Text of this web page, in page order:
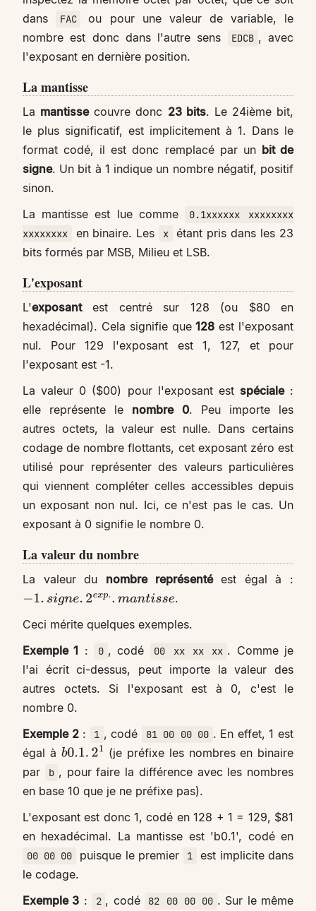
dans
FAC
ou pour une valeur de variable, le
nombre est donc dans l'autre sens
EDCB , avec
l'exposant en dernière position.
La mantisse
La mantissecouvre donc 23 bits. Le 24ième bit,
le plus significatif, est implicitement à 1. Dans le
format codé, il est donc remplacé par un bit de
signe. Un bit à 1 indique un nombre négatif, positif
sinon.
La mantisse est lue comme
0.1xxxxxx xxxxxxxx
xxxxxxxx
en binaire. Les x
étant pris dans les 23
bits formés par MSB, Milieu et LSB.
L'exposant
L'exposantest centré sur 128 (ou $80 en
hexadécimal). Cela signifie que128 est l'exposant
nul. Pour 129 l'exposant est 1, 127, et pour
l'exposant est -1.
La valeur 0 ($00) pour l'exposant est spéciale:
elle représente le nombre 0. Peu importe les
autres octets, la valeur est nulle. Dans certains
codage de nombre flottants, cet exposant zéro est
utilisé pour représenter des valeurs particulières
qui viennent compléter celles accessibles depuis
un exposant non nul. Ici, ce n'est pas le cas. Un
exposant à 0 signifie le nombre 0.
La valeur du nombre
La valeur du nombre représentéest égal à :
−1.s gne.2e xp..m antisse
.
Ceci mérite quelques exemples.
Exemple 1 : 0 , codé 00 xx xx xx . Comme je
l'ai écrit ci-dessus, peut importe la valeur des
autres octets. Si l'exposant est à 0, c'est le
nombre 0.
Exemple 2: 1 , codé 81 00 00 00 . En effet, 1 est
égal à b0.1.21
(je préfixe les nombres en binaire
par
b , pour faire la différence avec les nombres
en base 10 que je ne préfixe pas).
L'exposant est donc 1, codé en 128 + 1 = 129, $81
en hexadécimal. La mantisse est 'b0.1', codé en
00 00 00 puisque le premier 1
est implicite dans
le codage.
Exemple 3 : 2 , codé 82 00 00 00 . Sur le même